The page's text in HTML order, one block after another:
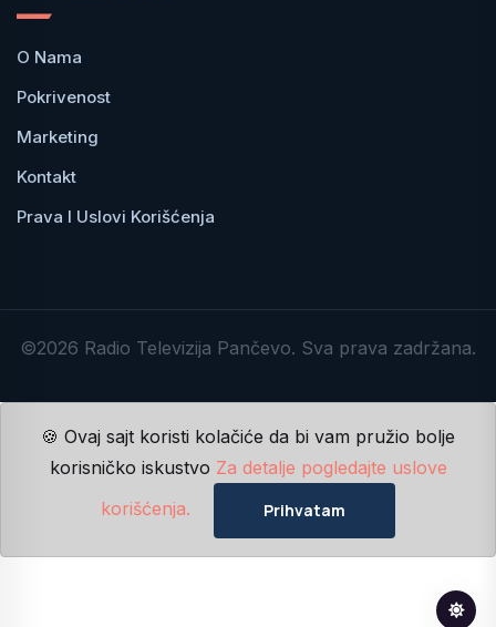
O Nama
Pokrivenost
Marketing
Kontakt
Prava I Uslovi Korišćenja
©2026 Radio Televizija Pančevo. Sva prava zadržana.
🍪 Ovaj sajt koristi kolačiće da bi vam pružio bolje
korisničko iskustvo Za detalje pogledajte uslove
korišćenja.
Prihvatam